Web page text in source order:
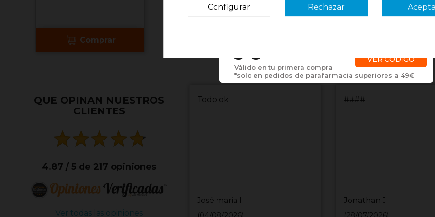
Comprar
QUE OPINAN NUESTROS
CLIENTES
4.87 / 5 de 217 opiniones
Ver todas las opiniones
Todo ok
José maria I
(04/08/2026)
####
Jonathan J
(28/07/2026)
¿Es tu primera vez? ¡SORPRESA!
VER CÓDIGO
Válido en tu primera compra
*solo en pedidos de parafarmacia superiores a 49€
3 €
Configurar Rechazar